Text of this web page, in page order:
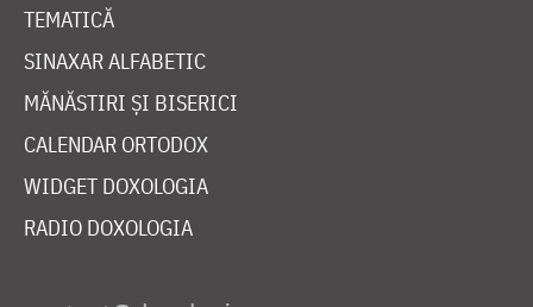
TEMATICĂ
SINAXAR ALFABETIC
MĂNĂSTIRI ȘI BISERICI
CALENDAR ORTODOX
WIDGET DOXOLOGIA
RADIO DOXOLOGIA